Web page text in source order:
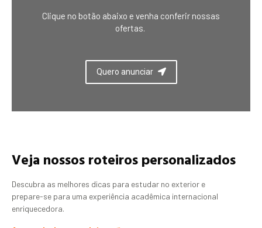
Clique no botão abaixo e venha conferir nossas
ofertas.
Quero anunciar
Veja nossos roteiros personalizados
Descubra as melhores dicas para estudar no exterior e
prepare-se para uma experiência acadêmica internacional
enriquecedora.